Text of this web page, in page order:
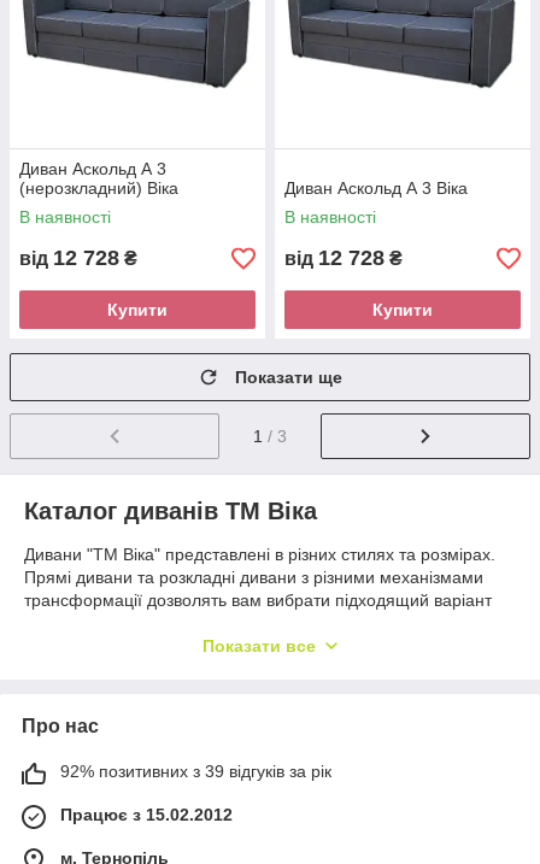
Диван Аскольд А 3
(нерозкладний) Віка
В наявності
від 12 728 ₴
Купити
Диван Аскольд А 3 Віка
В наявності
від 12 728 ₴
Купити
Показати ще
1 / 3
Каталог диванів ТМ Віка
Дивани "ТМ Віка" представлені в різних стилях та розмірах.
Прямі дивани та розкладні дивани з різними механізмами
трансформації дозволять вам вибрати підходящий варіант
можете замовити дивани на ніжках або з низькою спинкою
марки не виняток. Вони виготовляються з високоякісних
матеріалів, які не тільки довговічні, а й зберігають свій
первісний вигляд протягом багатьох років експлуатації.
Каркас диванів виконаний з масиву дерева, що гарантує
міцність та надійність конструкції. М'які елементи диванів
виконані з якісної піни та інших матеріалів, які забезпечують
комфорт під час сидіння або лежання.
Показати все
Про нас
92% позитивних з 39 відгуків за рік
Працює з 15.02.2012
м. Тернопіль